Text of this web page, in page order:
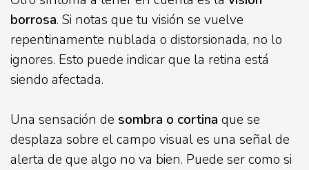
borrosa. Si notas que tu visión se vuelve
repentinamente nublada o distorsionada, no lo
ignores. Esto puede indicar que la retina está
siendo afectada.
Una sensación de sombra o cortina que se
desplaza sobre el campo visual es una señal de
alerta de que algo no va bien. Puede ser como si